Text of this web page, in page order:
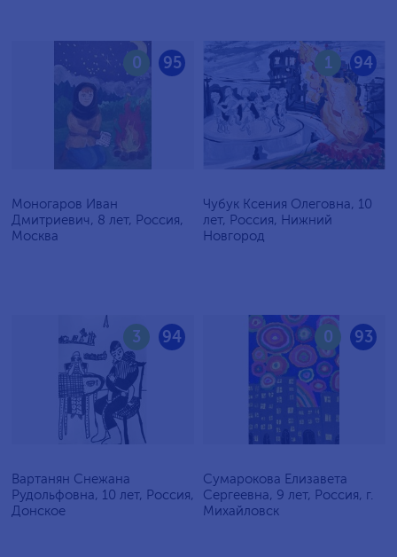
95
0
Моногаров Иван
Дмитриевич, 8 лет, Россия,
Москва
94
1
Чубук Ксения Олеговна, 10
лет, Россия, Нижний
Новгород
94
3
Вартанян Снежана
Рудольфовна, 10 лет, Россия,
Донское
93
0
Сумарокова Елизавета
Сергеевна, 9 лет, Россия, г.
Михайловск